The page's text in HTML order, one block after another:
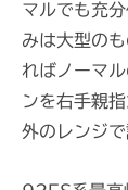
マルでも充
みは大型の
ればノーマ
ンを右手親
外のレンジで